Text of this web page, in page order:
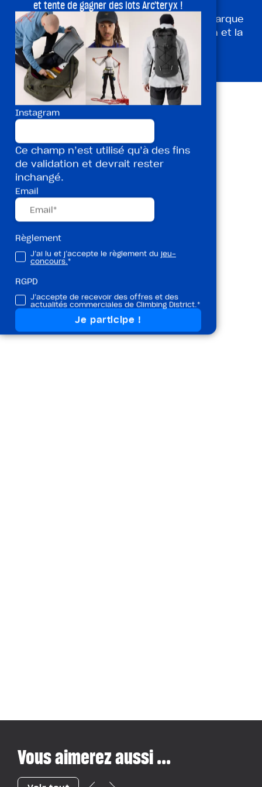
Basée dans le Lot, 180°
est une jeune marque
française, spécialisée dans la fabrication et la
rénovation de volumes d’escalade.
Vous aimerez aussi ...
et tente de gagner des lots Arc'teryx !
Instagram
Ce champ n’est utilisé qu’à des fins
de validation et devrait rester
inchangé.
Email
Règlement
J’ai lu et j’accepte le règlement du jeu-
concours.*
RGPD
J’accepte de recevoir des offres et des
actualités commerciales de Climbing District.*